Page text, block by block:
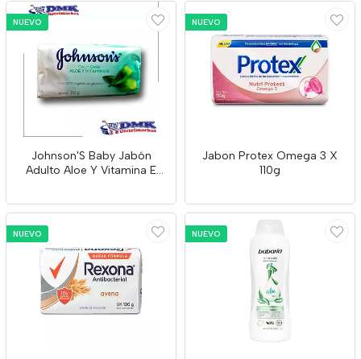
NUEVO
Johnson'S Baby Jabón
Adulto Aloe Y Vitamina E
NUEVO
Jabon Protex Omega 3 X
110g
NUEVO NUEVO